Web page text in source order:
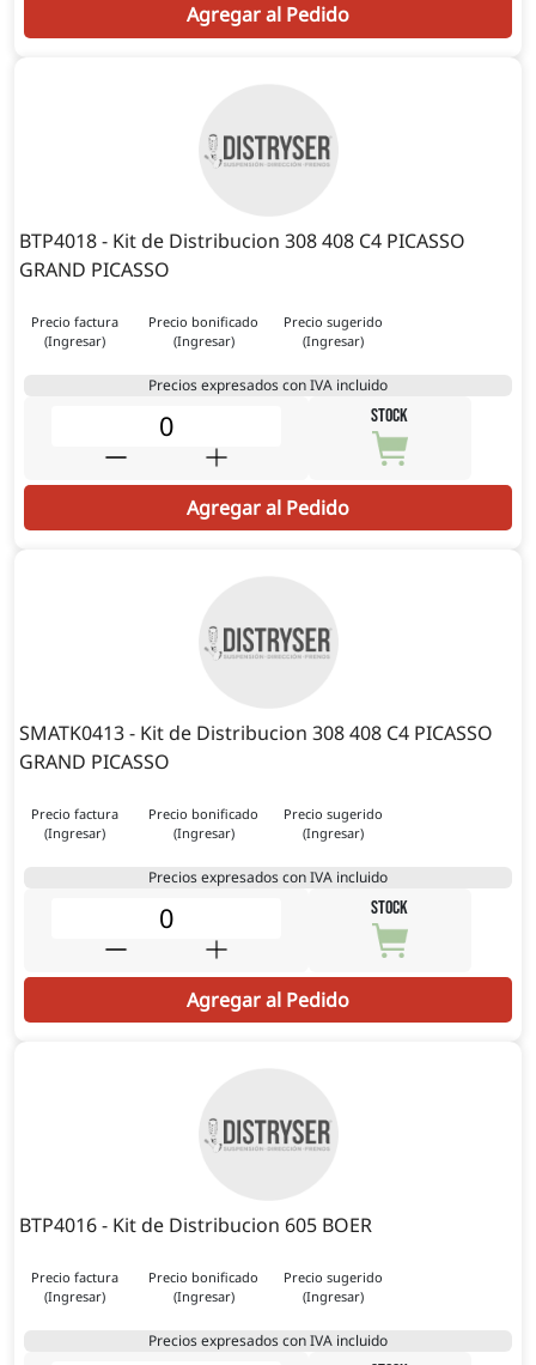
Agregar al Pedido
BTP4018 - Kit de Distribucion 308 408 C4 PICASSO
GRAND PICASSO
Precio factura
(Ingresar)
Precio bonificado
(Ingresar)
Precio sugerido
(Ingresar)
Precios expresados con IVA incluido
STOCK
Agregar al Pedido
SMATK0413 - Kit de Distribucion 308 408 C4 PICASSO
GRAND PICASSO
Precio factura
(Ingresar)
Precio bonificado
(Ingresar)
Precio sugerido
(Ingresar)
Precios expresados con IVA incluido
STOCK
Agregar al Pedido
BTP4016 - Kit de Distribucion 605 BOER
Precio factura
(Ingresar)
Precio bonificado
(Ingresar)
Precio sugerido
(Ingresar)
Precios expresados con IVA incluido